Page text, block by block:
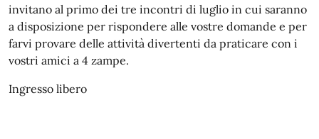
invitano al primo dei tre incontri di luglio in cui saranno
a disposizione per rispondere alle vostre domande e per
farvi provare delle attività divertenti da praticare con i
vostri amici a 4 zampe.
Ingresso libero